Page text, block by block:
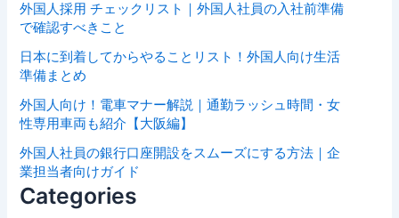
外国人採用 チェックリスト｜外国人社員の入社前準備
で確認すべきこと
日本に到着してからやることリスト！外国人向け生活
準備まとめ
外国人向け！電車マナー解説｜通勤ラッシュ時間・女
性専用車両も紹介【大阪編】
外国人社員の銀行口座開設をスムーズにする方法｜企
業担当者向けガイド
Categories